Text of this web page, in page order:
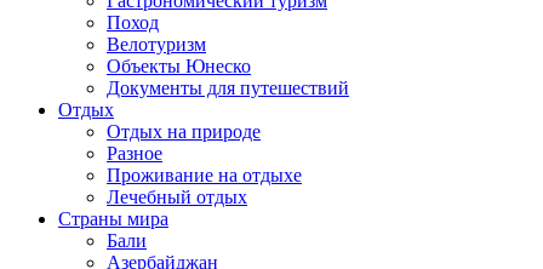
Поход
Велотуризм
Объекты Юнеско
Документы для путешествий
Отдых
Отдых на природе
Разное
Проживание на отдыхе
Лечебный отдых
Страны мира
Бали
Азербайджан